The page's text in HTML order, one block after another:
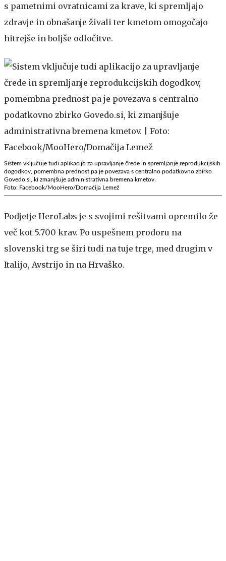
s pametnimi ovratnicami za krave, ki spremljajo
zdravje in obnašanje živali ter kmetom omogočajo
hitrejše in boljše odločitve.
Sistem vključuje tudi aplikacijo za upravljanje črede in spremljanje reprodukcijskih
dogodkov, pomembna prednost pa je povezava s centralno podatkovno zbirko
Govedo.si, ki zmanjšuje administrativna bremena kmetov.
Foto: Facebook/MooHero/Domačija Lemež
Podjetje HeroLabs je s svojimi rešitvami opremilo že
več kot 5.700 krav. Po uspešnem prodoru na
slovenski trg se širi tudi na tuje trge, med drugim v
Italijo, Avstrijo in na Hrvaško.